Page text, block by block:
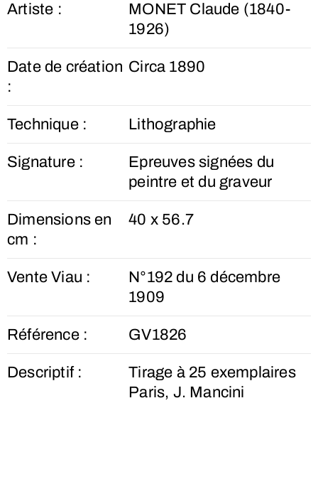
Artiste :
MONET Claude (1840-
1926)
Date de création
:
Circa 1890
Technique : Lithographie
Signature :
Epreuves signées du
peintre et du graveur
Dimensions en
cm :
40 x 56.7
Vente Viau :
N°192 du 6 décembre
1909
Référence : GV1826
Descriptif :
Tirage à 25 exemplaires
Paris, J. Mancini